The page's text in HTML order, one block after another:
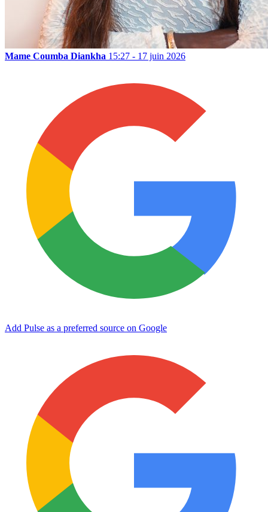
Mame Coumba Diankha 15:27 - 17 juin 2026
Add Pulse as a preferred source on Google